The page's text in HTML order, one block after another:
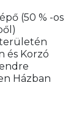
(50 % -os
területén
és Korzó
Házban